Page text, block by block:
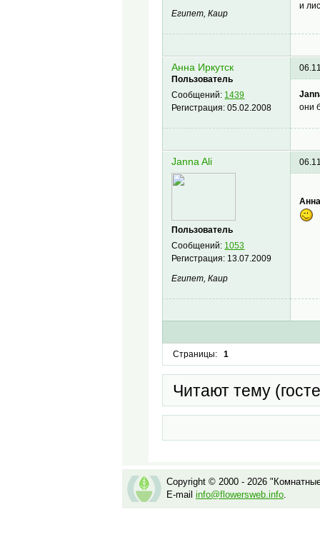
Египет, Каир
и
Анна Иркутск
Пользователь
Сообщений: 1439
Регистрация:05.02.2008
они
Janna Ali
Пользователь
Сообщений: 1053
Регистрация: 13.07.2009
Египет, Каир
Страницы: 1
Читают тему
Copyright © 2000 - 2026
E-mail info@flowersweb.info.